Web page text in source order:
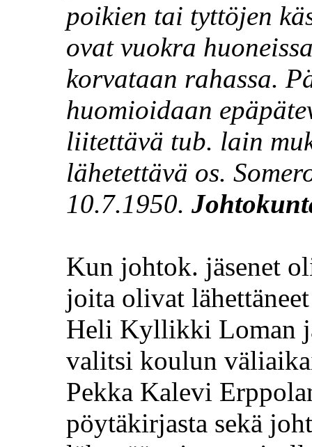
poikien tai tyttöjen
ovat vuokra
korvataan rahassa.
huomioidaan
liitettävä tub. lain
lähetettävä os.
10.7.1950.
Kun johtok. jäsenet
joita olivat
Heli Kyllikki Loman
valitsi koulun
Pekka Kalevi
pöytäkirjasta sekä